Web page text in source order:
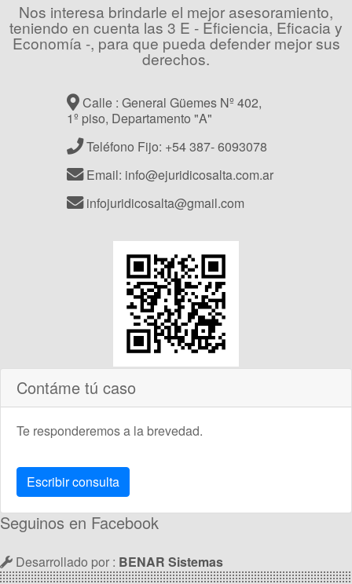
Nos interesa brindarle el mejor asesoramiento,
teniendo en cuenta las 3 E - Eficiencia, Eficacia y
Economía -, para que pueda defender mejor sus
derechos.
Calle : General Güemes Nº 402,
1º piso, Departamento "A"
Teléfono Fijo: +54 387- 6093078
Email: info@ejuridicosalta.com.ar
infojuridicosalta@gmail.com
Contáme tú caso
Te responderemos a la brevedad.
Escribir consulta
Seguinos en Facebook
Desarrollado por : BENAR Sistemas